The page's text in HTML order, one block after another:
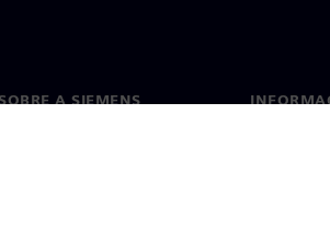
SOBRE A SIEMENS